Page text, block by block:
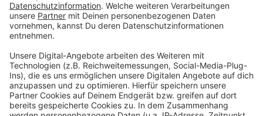
Details durch und stimmen Sie der
Nutzung des Service zu, um dieses
Mehr Informationen
Akzeptieren
powered byUsercentrics Consent
Fünf für Carolin Kebekus
Anzeige